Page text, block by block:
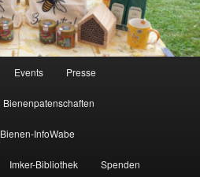
Events Presse
Bienenpatenschaften
Bienen-InfoWabe
Imker-Bibliothek Spenden